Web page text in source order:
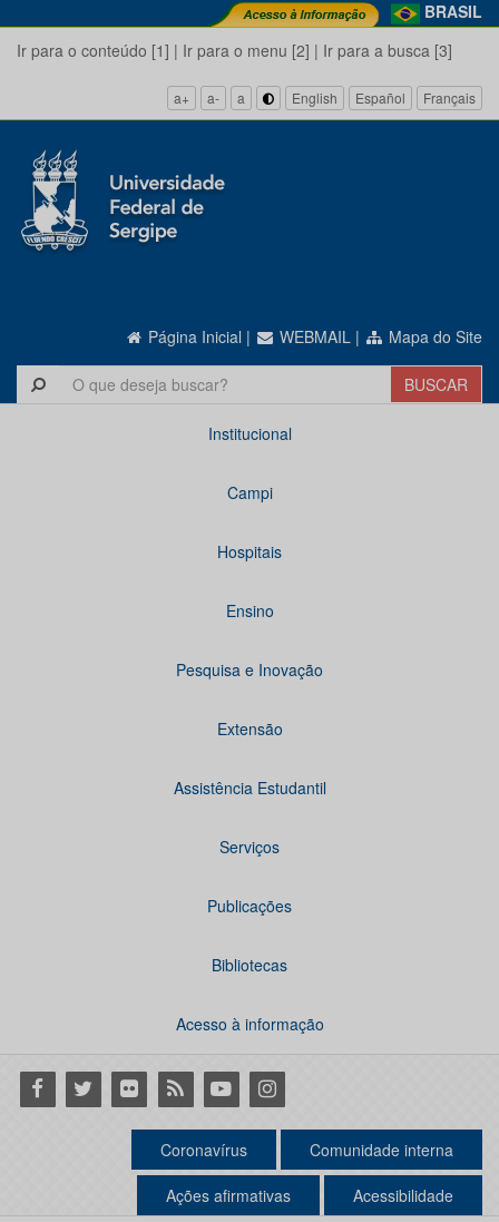
BRASIL
Ir para o conteúdo [1] | Ir para o menu [2] | Ir para a busca [3]
a+ a- a English Español Français
Página Inicial | WEBMAIL | Mapa do Site
Institucional
Campi
Hospitais
Ensino
Pesquisa e Inovação
Extensão
Assistência Estudantil
Serviços
Publicações
Bibliotecas
Acesso à informação
Facebook
Twitter Flickr RSS YoutubeInstagram
Coronavírus Comunidade interna
Ações afirmativas Acessibilidade